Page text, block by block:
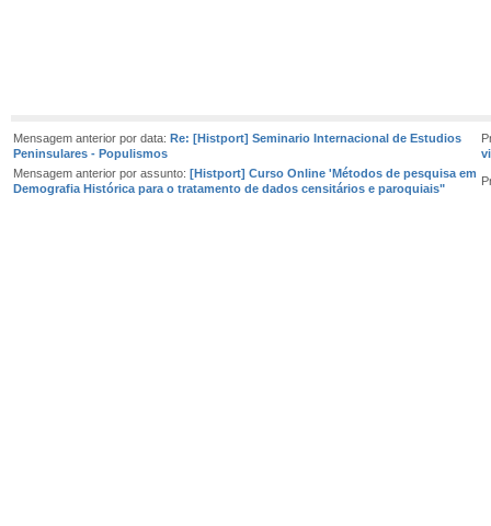
Mensagem anterior por data: Re: [Histport] Seminario Internacional de Estudios
Peninsulares - Populismos
Mensagem anterior por assunto: [Histport] Curso Online 'Métodos de pesquisa em
Demografia Histórica para o tratamento de dados censitários e paroquiais"